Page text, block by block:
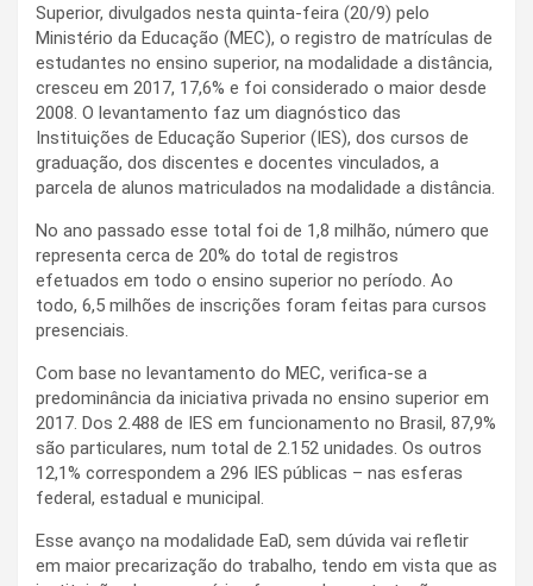
Superior, divulgados nesta quinta-feira (20/9) pelo
Ministério da Educação (MEC), o registro de matrículas de
estudantes no ensino superior, na modalidade a distância,
cresceu em 2017, 17,6% e foi considerado o maior desde
2008. O levantamento faz um diagnóstico das
Instituições de Educação Superior (IES), dos cursos de
graduação, dos discentes e docentes vinculados, a
parcela de alunos matriculados na modalidade a distância.
No ano passado esse total foi de 1,8 milhão, número que
representa cerca de 20% do total de registros
efetuados em todo o ensino superior no período. Ao
todo, 6,5 milhões de inscrições foram feitas para cursos
presenciais.
Com base no levantamento do MEC, verifica-se a
predominância da iniciativa privada no ensino superior em
2017. Dos 2.488 de IES em funcionamento no Brasil, 87,9%
são particulares, num total de 2.152 unidades. Os outros
12,1% correspondem a 296 IES públicas – nas esferas
federal, estadual e municipal.
Esse avanço na modalidade EaD, sem dúvida vai refletir
em maior precarização do trabalho, tendo em vista que as